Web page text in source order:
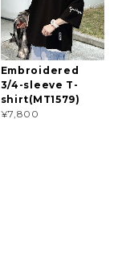
Embroidered
3/4-sleeve T-
shirt(MT1579)
¥7,800